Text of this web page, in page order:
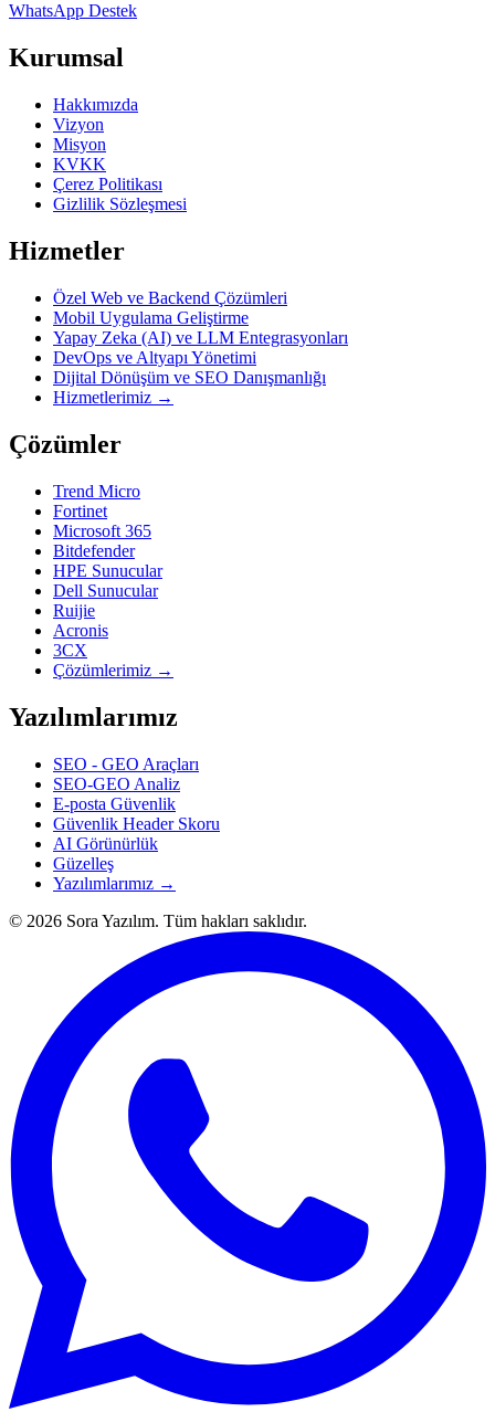
WhatsApp Destek
Kurumsal
Hakkımızda
Vizyon
Misyon
KVKK
Çerez Politikası
Gizlilik Sözleşmesi
Hizmetler
Özel Web ve Backend Çözümleri
Mobil Uygulama Geliştirme
Yapay Zeka (AI) ve LLM Entegrasyonları
DevOps ve Altyapı Yönetimi
Dijital Dönüşüm ve SEO Danışmanlığı
Hizmetlerimiz →
Çözümler
Trend Micro
Fortinet
Microsoft 365
Bitdefender
HPE Sunucular
Dell Sunucular
Ruijie
Acronis
3CX
Çözümlerimiz →
Yazılımlarımız
SEO - GEO Araçları
SEO-GEO Analiz
E-posta Güvenlik
Güvenlik Header Skoru
AI Görünürlük
Güzelleş
Yazılımlarımız →
© 2026 Sora Yazılım. Tüm hakları saklıdır.